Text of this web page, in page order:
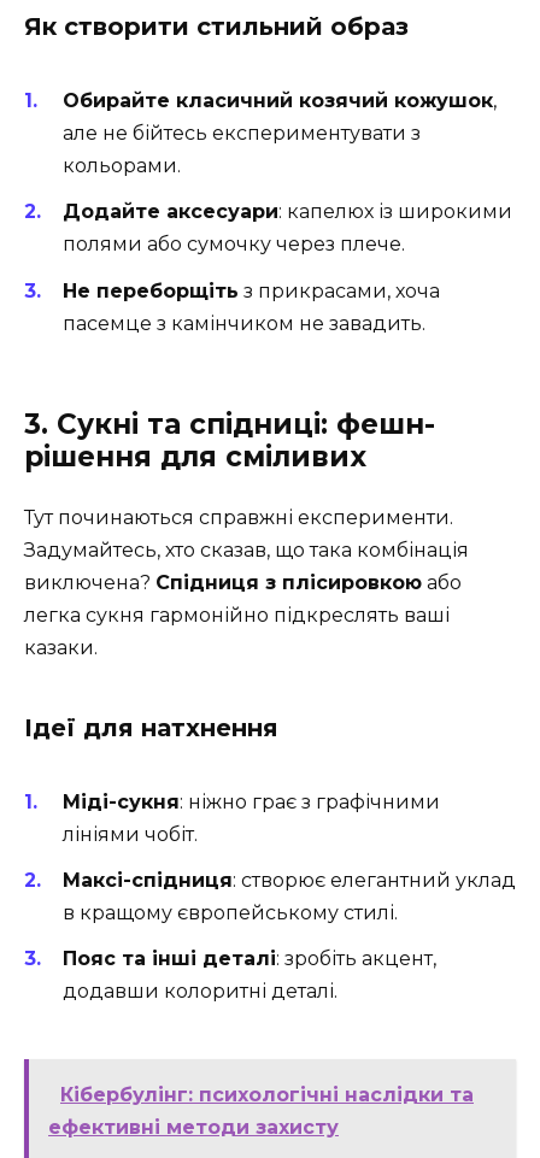
Як створити стильний образ
Обирайте класичний козячий кожушок,
але не бійтесь експериментувати з
кольорами.
Додайте аксесуари: капелюх із широкими
полями або сумочку через плече.
Не переборщіть з прикрасами, хоча
пасемце з камінчиком не завадить.
3. Сукні та спідниці: фешн-
рішення для сміливих
Тут починаються справжні експерименти.
Задумайтесь, хто сказав, що така комбінація
виключена? Спідниця з плісировкою або
легка сукня гармонійно підкреслять ваші
казаки.
Ідеї для натхнення
Міді-сукня: ніжно грає з графічними
лініями чобіт.
Максі-спідниця: створює елегантний уклад
в кращому європейському стилі.
Пояс та інші деталі: зробіть акцент,
додавши колоритні деталі.
Кібербулінг: психологічні наслідки та
ефективні методи захисту